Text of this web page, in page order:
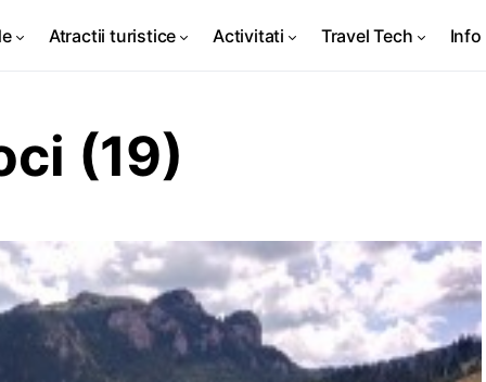
Atractii turistice Activitati Travel Tech Info
(19)